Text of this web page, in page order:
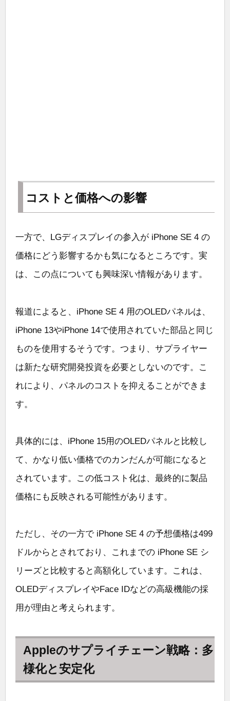
コストと価格への影響
一方で、LGディスプレイの参入が iPhone SE 4 の
価格にどう影響するかも気になるところです。実
は、この点についても興味深い情報があります。
報道によると、iPhone SE 4 用のOLEDパネルは、
iPhone 13やiPhone 14で使用されていた部品と同じ
ものを使用するそうです。つまり、サプライヤー
は新たな研究開発投資を必要としないのです。こ
れにより、パネルのコストを抑えることができま
す。
具体的には、iPhone 15用のOLEDパネルと比較し
て、かなり低い価格でのカンだんが可能になると
されています。この低コスト化は、最終的に製品
価格にも反映される可能性があります。
ただし、その一方で iPhone SE 4 の予想価格は499
ドルからとされており、これまでの iPhone SE シ
リーズと比較すると高額化しています。これは、
OLEDディスプレイやFace IDなどの高級機能の採
用が理由と考えられます。
Appleのサプライチェーン戦略：多
様化と安定化